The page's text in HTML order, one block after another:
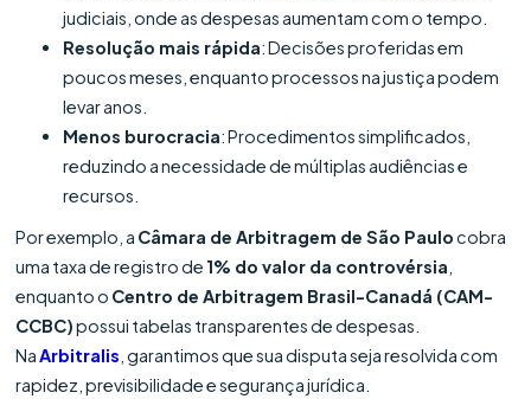
judiciais, onde as despesas aumentam com o tempo.
Resolução mais rápida: Decisões proferidas em
poucos meses, enquanto processos na justiça podem
levar anos.
Menos burocracia: Procedimentos simplificados,
reduzindo a necessidade de múltiplas audiências e
recursos.
Por exemplo, a Câmara de Arbitragem de São Paulocobra
uma taxa de registro de 1% do valor da controvérsia
enquanto o Centro de Arbitragem Brasil-Canadá (CAM-
CCBC)possui tabelas transparentes de despesas.
NaArbitralis , garantimos que sua disputa seja resolvida com
rapidez, previsibilidade e segurança jurídica.